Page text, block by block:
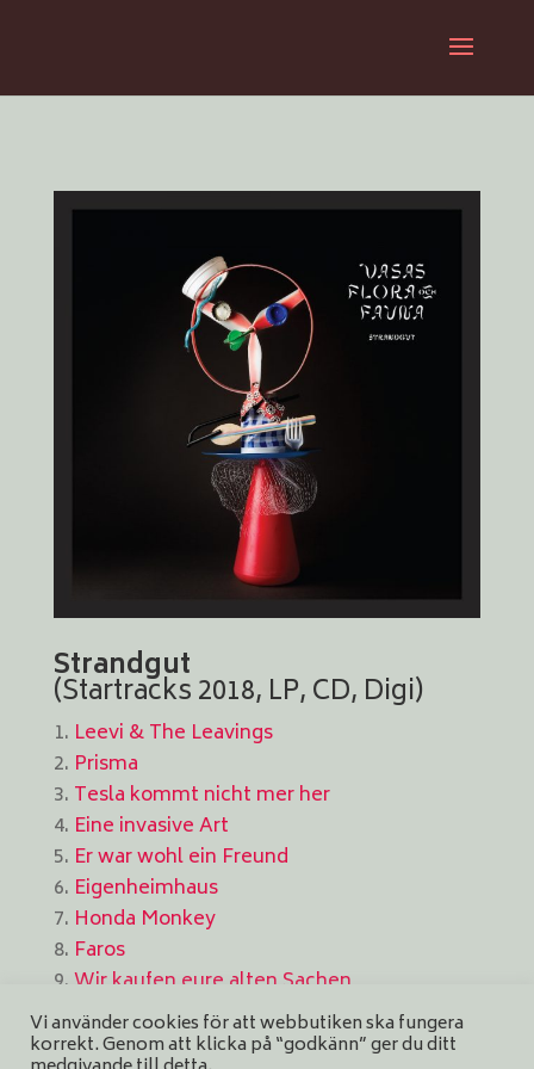
Strandgut
(Startracks 2018, LP, CD, Digi)
Leevi & The Leavings
Prisma
Tesla kommt nicht mer her
Eine invasive Art
Er war wohl ein Freund
Eigenheimhaus
Honda Monkey
Faros
Wir kaufen eure alten Sachen
Patronatin
Zapfenstreich
Vi använder cookies för att webbutiken ska fungera
korrekt. Genom att klicka på “godkänn” ger du ditt